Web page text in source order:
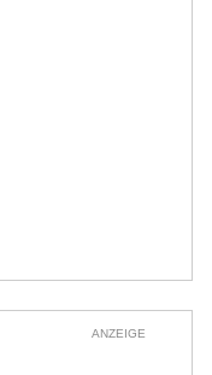
ANZEIGE